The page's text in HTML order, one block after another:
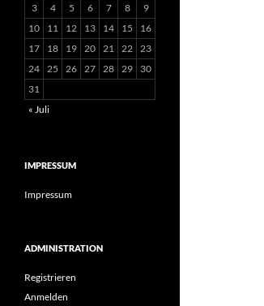
3
4 5 6 7 8
9
10
11 12 13 14 15
16
17
18 19 20 21 22 23
24 25 26 27 28 29
30
31
« Juli
IMPRESSUM
Impressum
ADMINISTRATION
Registrieren
Anmelden